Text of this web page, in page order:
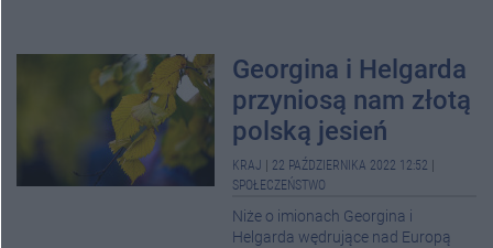
Georgina i Helgarda
przyniosą nam złotą
polską jesień
KRAJ 22 PAŹDZIERNIKA 2022 12:52
SPOŁECZEŃSTWO
Niże o imionach Georgina i
Helgarda wędrujące nad Europą